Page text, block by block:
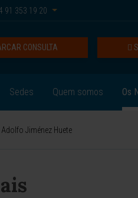
91 353 19 20
CONSULTA
Sedes Quem somos Os
Adolfo Jiménez Huete